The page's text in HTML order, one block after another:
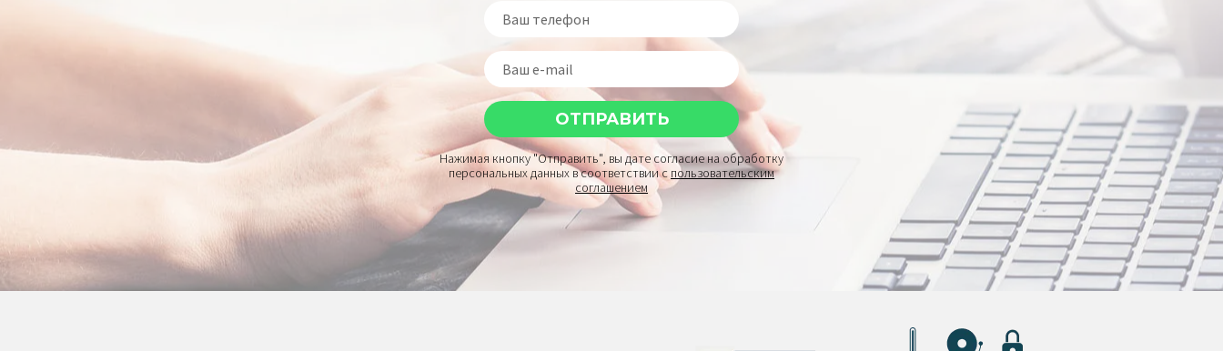
Нажимая кнопку "Отправить", вы дате согласие на обработку
персональных данных в соответствии с пользовательским
соглашением